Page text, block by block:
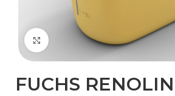
Kliknij, aby powiększyć
FUCHS